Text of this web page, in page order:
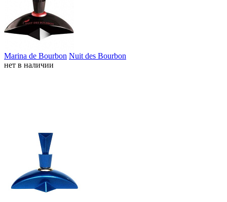
Marina de Bourbon Nuit des Bourbon
нет в наличии